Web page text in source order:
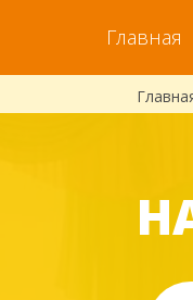
Главная